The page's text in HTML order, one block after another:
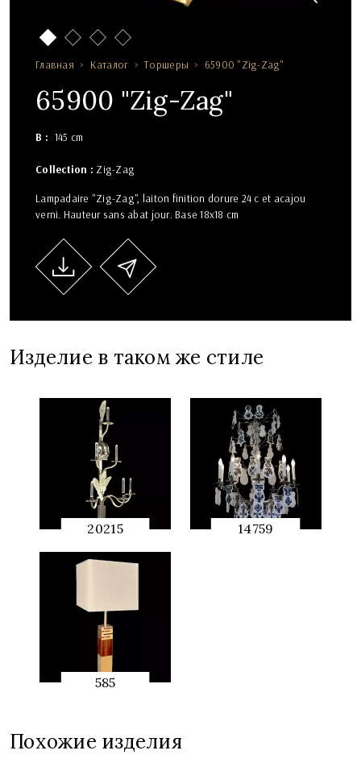
Главная Каталог Торшеры 65900 "Zig-Zag"
65900 "Zig-Zag"
В 145 cm
Collection : Zig-Zag
Lampadaire "Zig-Zag", laiton finition dorure 24 c et acajou
verni. Hauteur sans abat jour. Base 18x18 cm
Изделие в таком же стиле
20215
QUICK
14759
585
Похожие изделия